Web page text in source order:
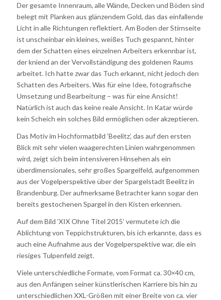
Der gesamte Innenraum, alle Wände, Decken und Böden sind
belegt mit Planken aus glänzendem Gold, das das einfallende
Licht in alle Richtungen reflektiert. Am Boden der Stirnseite
ist unscheinbar ein kleines, weißes Tuch gespannt, hinter
dem der Schatten eines einzelnen Arbeiters erkennbar ist,
der kniend an der Vervollständigung des goldenen Raums
arbeitet. Ich hatte zwar das Tuch erkannt, nicht jedoch den
Schatten des Arbeiters. Was für eine Idee, fotografische
Umsetzung und Bearbeitung – was für eine Ansicht!
Natürlich ist auch das keine reale Ansicht. In Katar würde
kein Scheich ein solches Bild ermöglichen oder akzeptieren.
Das Motiv im Hochformatbild ’Beelitz’, das auf den ersten
Blick mit sehr vielen waagerechten Linien wahrgenommen
wird, zeigt sich beim intensiveren Hinsehen als ein
überdimensionales, sehr großes Spargelfeld, aufgenommen
aus der Vogelperspektive über der Spargelstadt Beelitz in
Brandenburg. Der aufmerksame Betrachter kann sogar den
bereits gestochenen Spargel in den Kisten erkennen.
Auf dem Bild ’XIX Ohne Titel 2015’ vermutete ich die
Ablichtung von Teppichstrukturen, bis ich erkannte, dass es
auch eine Aufnahme aus der Vogelperspektive war, die ein
riesiges Tulpenfeld zeigt.
Viele unterschiedliche Formate, vom Format ca. 30×40 cm,
aus den Anfängen seiner künstlerischen Karriere bis hin zu
unterschiedlichen XXL-Größen mit einer Breite von ca. vier